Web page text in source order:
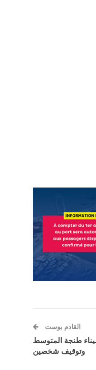
القادم بوست
طنجة المتوسط
وتوقيف شخصين